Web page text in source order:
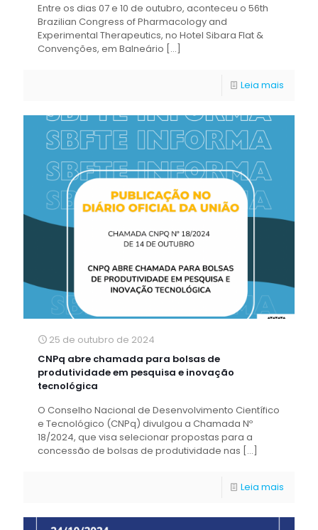
Entre os dias 07 e 10 de outubro, aconteceu o 56th
Brazilian Congress of Pharmacology and
Experimental Therapeutics, no Hotel Sibara Flat &
Convenções, em Balneário […]
Leia mais
25 de outubro de 2024
CNPq abre chamada para bolsas de
produtividade em pesquisa e inovação
tecnológica
O Conselho Nacional de Desenvolvimento Científico
e Tecnológico (CNPq) divulgou a Chamada Nº
18/2024, que visa selecionar propostas para a
concessão de bolsas de produtividade nas […]
Leia mais